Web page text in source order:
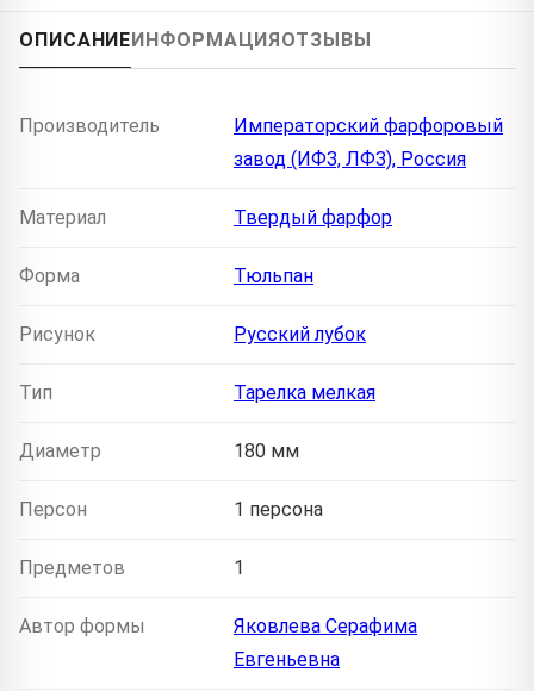
ОПИСАНИЕ ИНФОРМАЦИЯ ОТЗЫВЫ
Производитель
Императорский фарфоровый
завод (ИФЗ, ЛФЗ), Россия
Материал Твердый фарфор
Форма Тюльпан
Рисунок Русский лубок
Тип Тарелка мелкая
Диаметр 180 мм
Персон 1 персона
Предметов 1
Автор формы
Яковлева Серафима
Евгеньевна